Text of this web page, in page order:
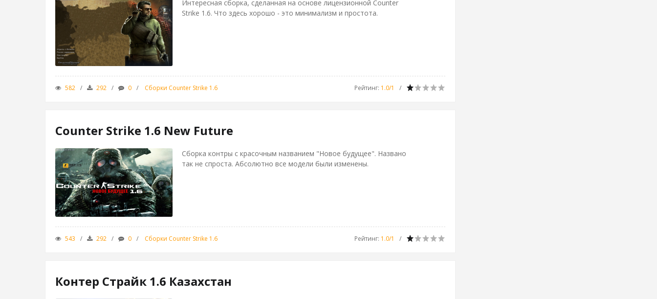
Интересная сборка, сделанная на основе лицензионной Counter
Strike 1.6. Что здесь хорошо - это минимализм и простота.
582 292 0 Сборки Counter Strike 1.6 Рейтинг: 1.0/1
Counter Strike 1.6 New Future
Сборка контры с красочным названием "Новое будущее". Названо
так не спроста. Абсолютно все модели были изменены.
543 292 0 Сборки Counter Strike 1.6 Рейтинг: 1.0/1
Контер Страйк 1.6 Казахстан